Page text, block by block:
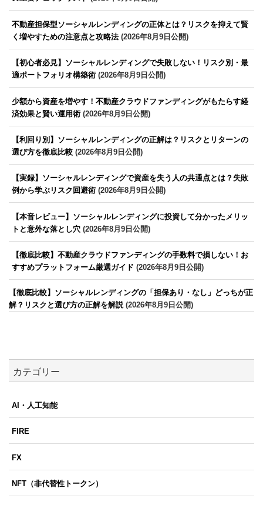
不動産担保型ソーシャルレンディングの正体とは？リスクを抑えて賢
く増やすための注意点と攻略法(2026年8月9日公開)
【初心者必見】ソーシャルレンディングで失敗しない！リスク別・最
適ポートフォリオ構築術 (2026年8月9日公開)
少額から資産を増やす！不動産クラウドファンディングがもたらす経
済効果と賢い運用術 (2026年8月9日公開)
【利回り別】ソーシャルレンディングの正解は？リスクとリターンの
選び方を徹底比較 (2026年8月9日公開)
【実録】ソーシャルレンディングで資産を失う人の共通点とは？失敗
例から学ぶリスク回避術 (2026年8月9日公開)
【本音レビュー】ソーシャルレンディングに投資して分かったメリッ
トと意外な落とし穴 (2026年8月9日公開)
【徹底比較】不動産クラウドファンディングの手数料で損しない！お
すすめプラットフォーム厳選ガイド (2026年8月9日公開)
【徹底比較】ソーシャルレンディングの「担保あり・なし」どっちが正
解？リスクと選び方の正解を解説 (2026年8月9日公開)
カテゴリー
AI・人工知能
FIRE
FX
NFT（非代替性トークン）